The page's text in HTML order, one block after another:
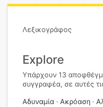
Λεξικογράφος
Explore
Υπάρχουν 13
συγγραφέα, σε αυτές
Αδυναμία Ακρόαση